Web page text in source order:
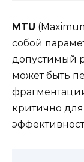
MTU
собой
допустимый
может быть
критично